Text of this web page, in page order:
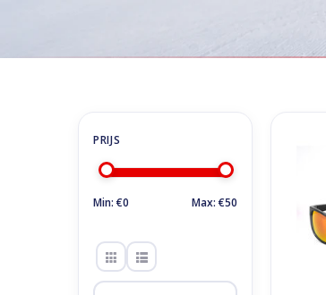
Sunglasses
Min: €0 Max: €50